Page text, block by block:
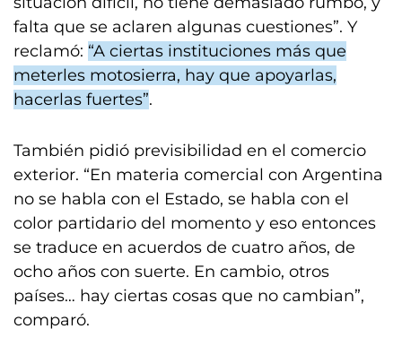
falta que se aclaren algunas cuestiones”. Y
reclamó: “A ciertas instituciones más que
meterles motosierra, hay que apoyarlas,
hacerlas fuertes”.
También pidió previsibilidad en el comercio
exterior. “En materia comercial con Argentina
no se habla con el Estado, se habla con el
color partidario del momento y eso entonces
se traduce en acuerdos de cuatro años, de
ocho años con suerte. En cambio, otros
países… hay ciertas cosas que no cambian”,
comparó.